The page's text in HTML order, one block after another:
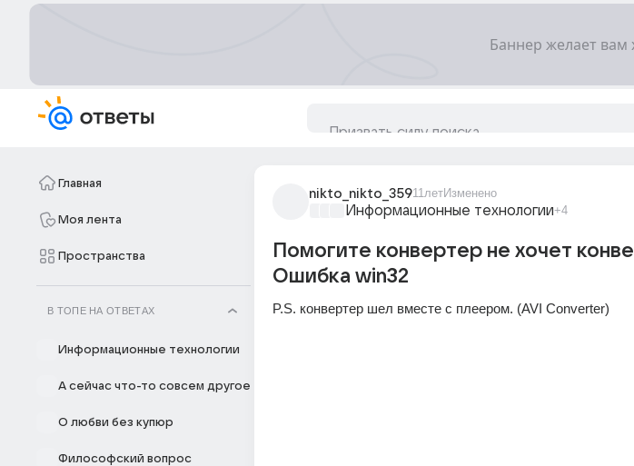
Главная
Моя лента
Пространства
В ТОПЕ НА ОТВЕТАХ
Информационные технологии
А сейчас что-то совсем другое
О любви без купюр
Философский вопрос
nikto_nikto_35911летИзменено
Информационные технологии+4
Помогите конвертер не хочет
Ошибка win32
P.S. конвертер шел вместе с плеером. (AVI Converter)